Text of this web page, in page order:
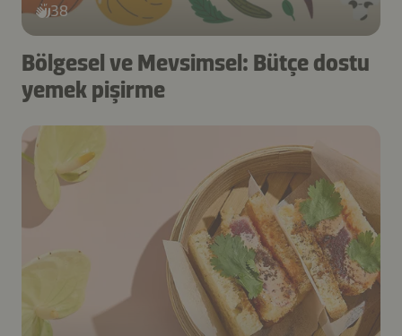
38
Bölgesel ve Mevsimsel: Bütçe dostu
yemek pişirme